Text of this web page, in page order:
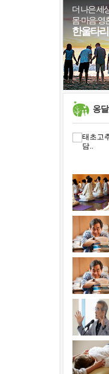
보고
못된
거울
희망
'모른
#바이러스
#경험
#
#리더
#
#친구
#
#아이들
더 나은 세
몸·마음·
한울타
옹